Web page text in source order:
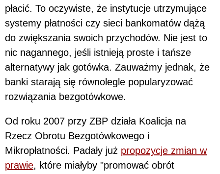
płacić. To oczywiste, że instytucje utrzymujące
systemy płatności czy sieci bankomatów dążą
do zwiększania swoich przychodów. Nie jest to
nic nagannego, jeśli istnieją proste i tańsze
alternatywy jak gotówka. Zauważmy jednak, że
banki starają się równolegle popularyzować
rozwiązania bezgotówkowe.
Od roku 2007 przy ZBP działa Koalicja na
Rzecz Obrotu Bezgotówkowego i
Mikropłatności. Padały już propozycje zmian w
prawie, które miałyby "promować obrót